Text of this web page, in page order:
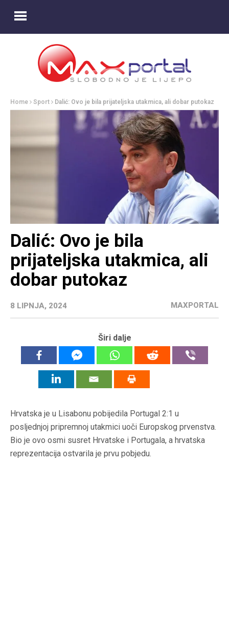
Home Sport Dalić: Ovo je bila prijateljska utakmica, ali dobar putokaz
Dalić: Ovo je bila
prijateljska utakmica, ali
dobar putokaz
8 LIPNJA, 2024 MAXPORTAL
Širi dalje
Hrvatska je u Lisabonu pobijedila Portugal 2:1 u
posljednjoj pripremnoj utakmici uoči Europskog prvenstva.
Bio je ovo osmi susret Hrvatske i Portugala, a hrvatska
reprezentacija ostvarila je prvu pobjedu.